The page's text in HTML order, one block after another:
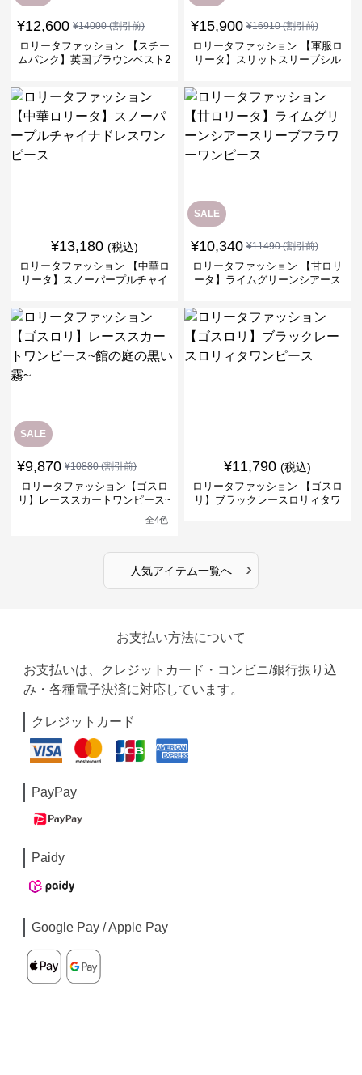
¥12,600 ¥14000(割引前)
ロリータファッション 【スチー
ムパンク】英国ブラウンベスト2
¥15,900 ¥16910(割引前)
ロリータファッション 【軍服ロ
リータ】スリットスリーブシル
¥13,180 (税込)
ロリータファッション 【中華ロ
リータ】スノーパープルチャイ
SALE
¥10,340 ¥11490(割引前)
ロリータファッション 【甘ロリ
ータ】ライムグリーンシアース
SALE
¥9,870 ¥10880(割引前)
ロリータファッション【ゴスロ
リ】レーススカートワンピース~
全4色
¥11,790 (税込)
ロリータファッション 【ゴスロ
リ】ブラックレースロリィタワ
人気アイテム一覧へ ›
お支払い方法について
お支払いは、クレジットカード・コンビニ/銀行振り込
み・各種電子決済に対応しています。
クレジットカード
PayPay
Paidy
Google Pay / Apple Pay